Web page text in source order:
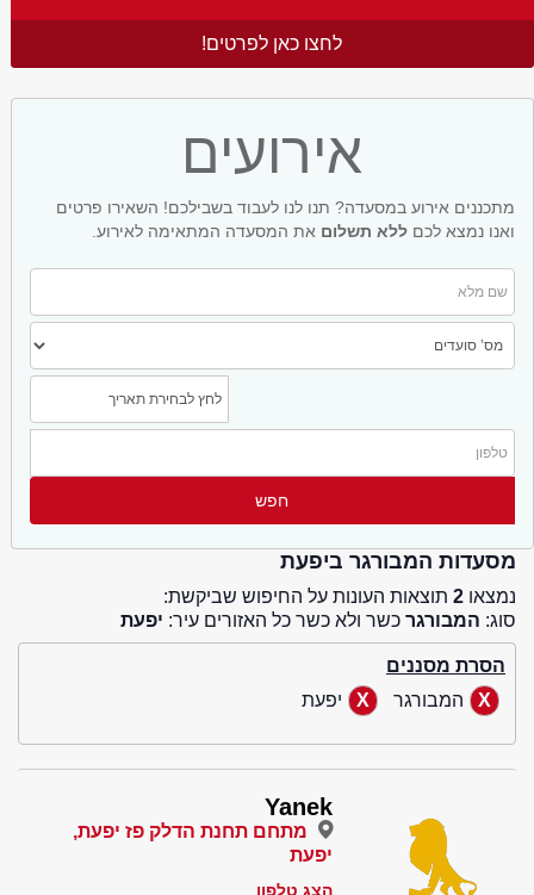
לחצו כאן לפרטים!
אירועים
מתכננים אירוע במסעדה? תנו לנו לעבוד בשבילכם! השאירו פרטים
ואנו נמצא לכם ללא תשלום את המסעדה המתאימה לאירוע.
מסעדות המבורגר ביפעת
נמצאו 2 תוצאות העונות על החיפוש שביקשת:
סוג: המבורגר כשר ולא כשר כל האזורים עיר: יפעת
הסרת מסננים
המבורגר
יפעת
Yanek
מתחם תחנת הדלק פז יפעת,
יפעת
הצג טלפון